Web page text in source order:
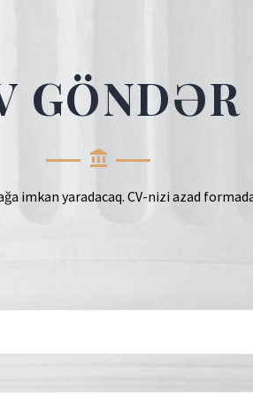
GÖNDƏR
imkan yaradacaq. CV-nizi azad